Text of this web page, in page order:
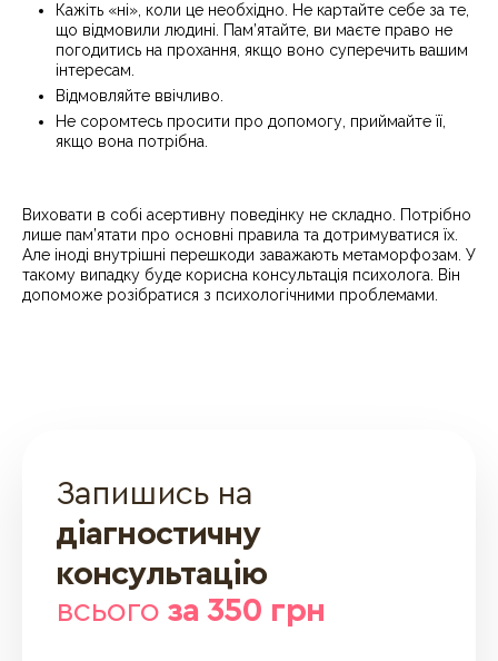
Кажіть «ні», коли це необхідно. Не картайте себе за те,
що відмовили людині. Пам’ятайте, ви маєте право не
погодитись на прохання, якщо воно суперечить вашим
інтересам.
Відмовляйте ввічливо.
Не соромтесь просити про допомогу, приймайте її,
якщо вона потрібна.
Виховати в собі асертивну поведінку не складно. Потрібно
лише пам’ятати про основні правила та дотримуватися їх.
Але іноді внутрішні перешкоди заважають метаморфозам. У
такому випадку буде корисна консультація психолога. Він
допоможе розібратися з психологічними проблемами.
Запишись на
діагностичну
консультацію
всього за 350 грн